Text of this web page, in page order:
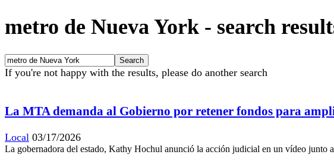
metro de Nueva York - search
If you're not happy with the results, please do another search
La MTA demanda al Gobierno por retener fondos para
Local 03/17/2026
La gobernadora del estado, Kathy Hochul anunció la acción judicial en un vídeo